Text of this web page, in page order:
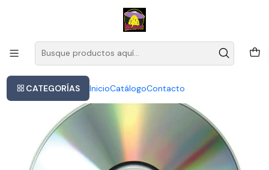
CATEGORÍAS InicioCatálogoContacto
Este es el texto del slide
Cd Incubus A Crow Left Of The Murder Físico 14 Canciones Argentina